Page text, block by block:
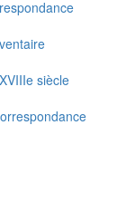
siècle